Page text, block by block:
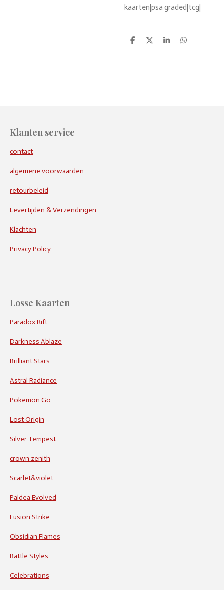
kaarten|psa graded|tcg|
D
D
S
D
Klanten service
contact
algemene voorwaarden
retourbeleid
Levertijden & Verzendingen
Klachten
Privacy Policy
Losse Kaarten
Paradox Rift
Darkness Ablaze
Brilliant Stars
Astral Radiance
Pokemon Go
Lost Origin
Silver Tempest
crown zenith
Scarlet&violet
Paldea Evolved
Fusion Strike
Obsidian Flames
Battle Styles
Celebrations